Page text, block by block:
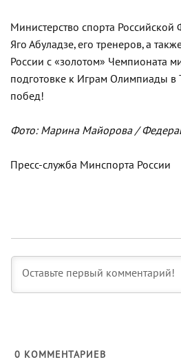
Министерство спорта
Яго Абуладзе, его тренеров, а
России с «золотом» Чемпионата
подготовке к Играм Олимпиады в
побед!
Фото: Марина Майорова /
Пресс-служба Минспорта России
0 КОММЕНТАРИЕВ